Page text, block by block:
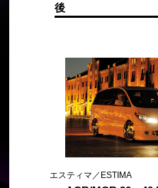
後
エスティマ／ESTIMA